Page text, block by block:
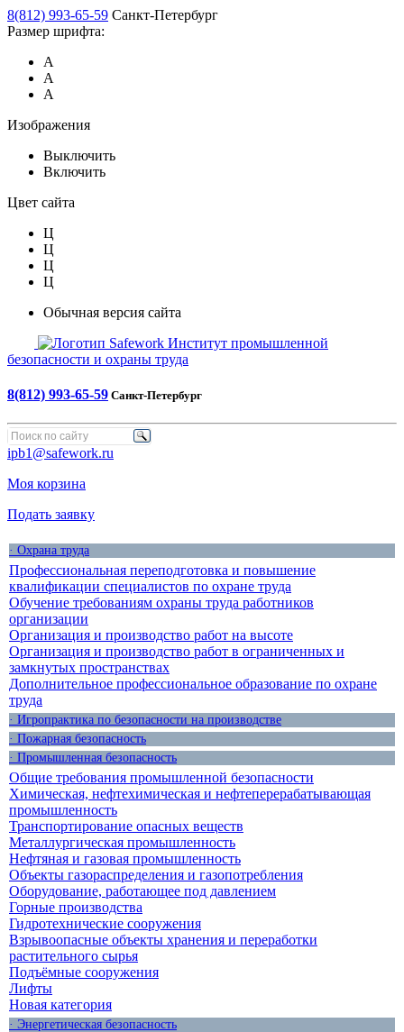
8(812) 993-65-59 Санкт-Петербург
Размер шрифта:
А
А
А
Изображения
Выключить
Включить
Цвет сайта
Ц
Ц
Ц
Ц
Обычная версия сайта
Safework Институт промышленной
безопасности и охраны труда
8(812) 993-65-59 Санкт-Петербург
ipb1@safework.ru
Моя корзина
Подать заявку
· Охрана труда
Профессиональная переподготовка и повышение
квалификации специалистов по охране труда
Обучение требованиям охраны труда работников
организации
Организация и производство работ на высоте
Организация и производство работ в ограниченных и
замкнутых пространствах
Дополнительное профессиональное образование по охране
труда
· Игропрактика по безопасности на производстве
· Пожарная безопасность
· Промышленная безопасность
Общие требования промышленной безопасности
Химическая, нефтехимическая и нефтеперерабатывающая
промышленность
Транспортирование опасных веществ
Металлургическая промышленность
Нефтяная и газовая промышленность
Объекты газораспределения и газопотребления
Оборудование, работающее под давлением
Горные производства
Гидротехнические сооружения
Взрывоопасные объекты хранения и переработки
растительного сырья
Подъёмные сооружения
Лифты
Новая категория
· Энергетическая безопасность